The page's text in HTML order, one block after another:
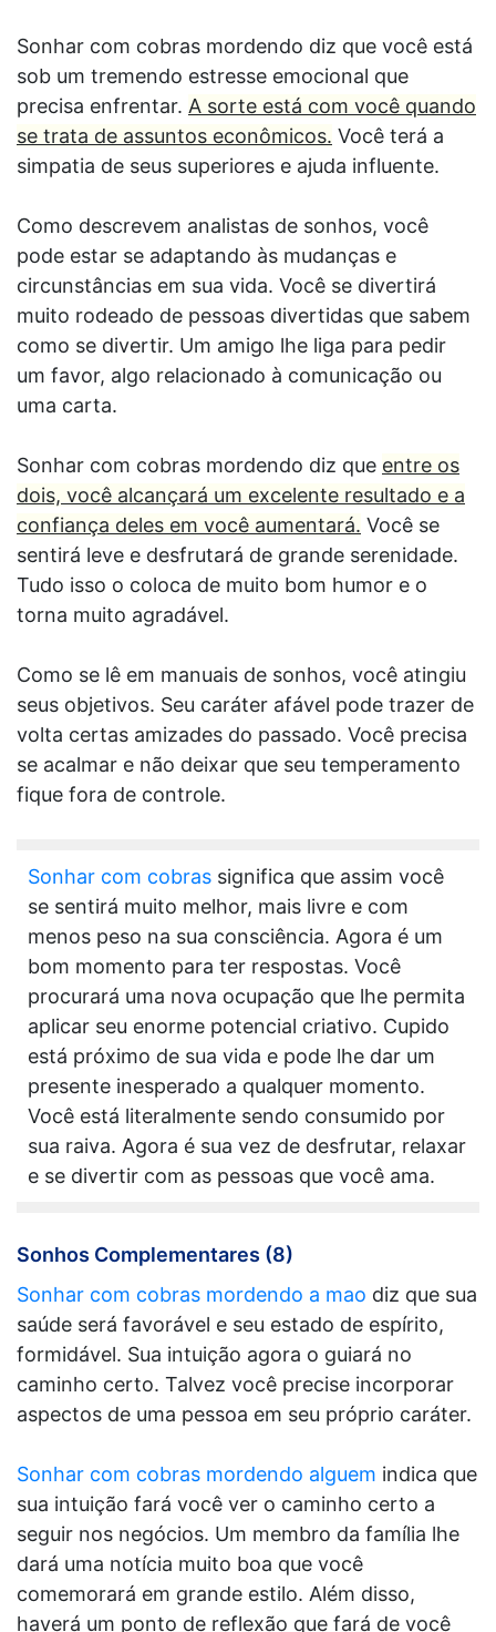
Sonhar com cobras mordendo diz que você está
sob um tremendo estresse emocional que
precisa enfrentar. A sorte está com você quando
se trata de assuntos econômicos. Você terá a
simpatia de seus superiores e ajuda influente.
Como descrevem analistas de sonhos, você
pode estar se adaptando às mudanças e
circunstâncias em sua vida. Você se divertirá
muito rodeado de pessoas divertidas que sabem
como se divertir. Um amigo lhe liga para pedir
um favor, algo relacionado à comunicação ou
uma carta.
Sonhar com cobras mordendo diz que entre os
dois, você alcançará um excelente resultado e a
confiança deles em você aumentará. Você se
sentirá leve e desfrutará de grande serenidade.
Tudo isso o coloca de muito bom humor e o
torna muito agradável.
Como se lê em manuais de sonhos, você atingiu
seus objetivos. Seu caráter afável pode trazer de
volta certas amizades do passado. Você precisa
se acalmar e não deixar que seu temperamento
fique fora de controle.
Sonhar com cobras significa que assim você
se sentirá muito melhor, mais livre e com
menos peso na sua consciência. Agora é um
bom momento para ter respostas. Você
procurará uma nova ocupação que lhe permita
aplicar seu enorme potencial criativo. Cupido
está próximo de sua vida e pode lhe dar um
presente inesperado a qualquer momento.
Você está literalmente sendo consumido por
sua raiva. Agora é sua vez de desfrutar, relaxar
e se divertir com as pessoas que você ama.
Sonhos Complementares (8)
Sonhar com cobras mordendo a mao diz que sua
saúde será favorável e seu estado de espírito,
formidável. Sua intuição agora o guiará no
caminho certo. Talvez você precise incorporar
aspectos de uma pessoa em seu próprio caráter.
Sonhar com cobras mordendo alguem indica que
sua intuição fará você ver o caminho certo a
seguir nos negócios. Um membro da família lhe
dará uma notícia muito boa que você
comemorará em grande estilo. Além disso,
haverá um ponto de reflexão que fará de você